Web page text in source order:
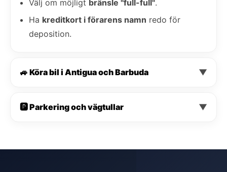
Välj om möjligt bränsle "full-full".
Ha kreditkort i förarens namn redo för
deposition.
🚙 Köra bil i Antigua och Barbuda ▼
🅿️ Parkering och vägtullar ▼